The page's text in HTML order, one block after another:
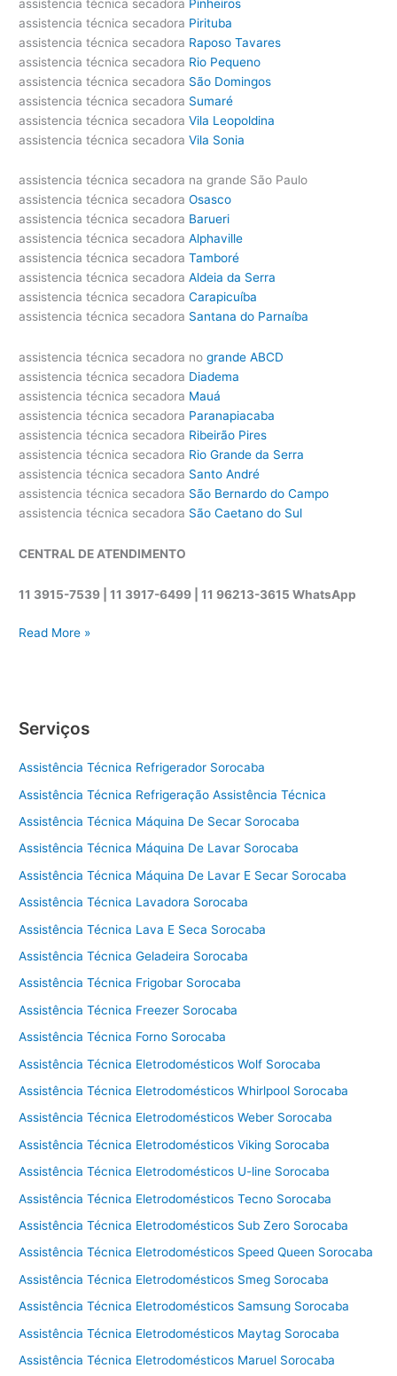
assistencia técnica secadora Pinheiros
assistencia técnica secadora Pirituba
assistencia técnica secadora Raposo Tavares
assistencia técnica secadora Rio Pequeno
assistencia técnica secadora São Domingos
assistencia técnica secadora Sumaré
assistencia técnica secadora Vila Leopoldina
assistencia técnica secadora Vila Sonia
assistencia técnica secadora na grande São Paulo
assistencia técnica secadora Osasco
assistencia técnica secadora Barueri
assistencia técnica secadora Alphaville
assistencia técnica secadora Tamboré
assistencia técnica secadora Aldeia da Serra
assistencia técnica secadora Carapicuíba
assistencia técnica secadora Santana do Parnaíba
assistencia técnica secadora nogrande ABCD
assistencia técnica secadora Diadema
assistencia técnica secadora Mauá
assistencia técnica secadora Paranapiacaba
assistencia técnica secadora Ribeirão Pires
assistencia técnica secadora Rio Grande da Serra
assistencia técnica secadora Santo André
assistencia técnica secadora São Bernardo do Campo
assistencia técnica secadora São Caetano do Sul
CENTRAL DE ATENDIMENTO
11 3915-7539 | 11 3917-6499 | 11 96213-3615 WhatsApp
A
t
n
c
a
t
n
a
s
a
d
r
a
Read More »
Serviços
Assistência Técnica Refrigerador Sorocaba
Assistência Técnica Refrigeração Assistência Técnica
Assistência Técnica Máquina De Secar Sorocaba
Assistência Técnica Máquina De Lavar Sorocaba
Assistência Técnica Máquina De Lavar E Secar Sorocaba
Assistência Técnica Lavadora Sorocaba
Assistência Técnica Lava E Seca Sorocaba
Assistência Técnica Geladeira Sorocaba
Assistência Técnica Frigobar Sorocaba
Assistência Técnica Freezer Sorocaba
Assistência Técnica Forno Sorocaba
Assistência Técnica Eletrodomésticos Wolf Sorocaba
Assistência Técnica Eletrodomésticos Whirlpool Sorocaba
Assistência Técnica Eletrodomésticos Weber Sorocaba
Assistência Técnica Eletrodomésticos Viking Sorocaba
Assistência Técnica Eletrodomésticos U-line Sorocaba
Assistência Técnica Eletrodomésticos Tecno Sorocaba
Assistência Técnica Eletrodomésticos Sub Zero Sorocaba
Assistência Técnica Eletrodomésticos Speed Queen Sorocaba
Assistência Técnica Eletrodomésticos Smeg Sorocaba
Assistência Técnica Eletrodomésticos Samsung Sorocaba
Assistência Técnica Eletrodomésticos Maytag Sorocaba
Assistência Técnica Eletrodomésticos Maruel Sorocaba